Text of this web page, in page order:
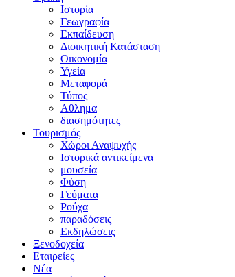
Ιστορία
Γεωγραφία
Εκπαίδευση
Διοικητική Κατάσταση
Οικονομία
Υγεία
Μεταφορά
Τύπος
Αθλημα
διασημότητες
Τουρισμός
Χώροι Αναψυχής
Ιστορικά αντικείμενα
μουσεία
Φύση
Γεύματα
Ρούχα
παραδόσεις
Εκδηλώσεις
Ξενοδοχεία
Εταιρείες
Νέα